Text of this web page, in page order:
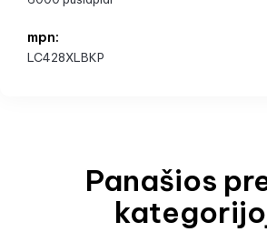
mpn:
LC428XLBKP
Panašios